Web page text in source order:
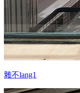
雜不lang1